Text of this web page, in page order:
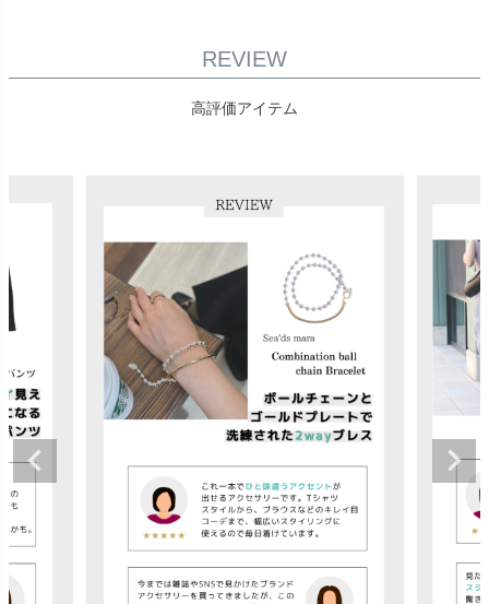
REVIEW
高評価アイテム